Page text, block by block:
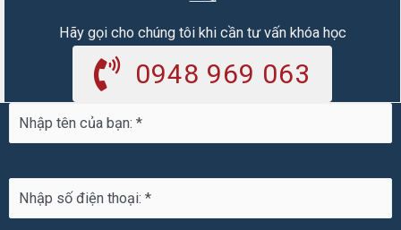
Hãy gọi cho chúng tôi khi cần tư vấn khóa học
0948 969 063